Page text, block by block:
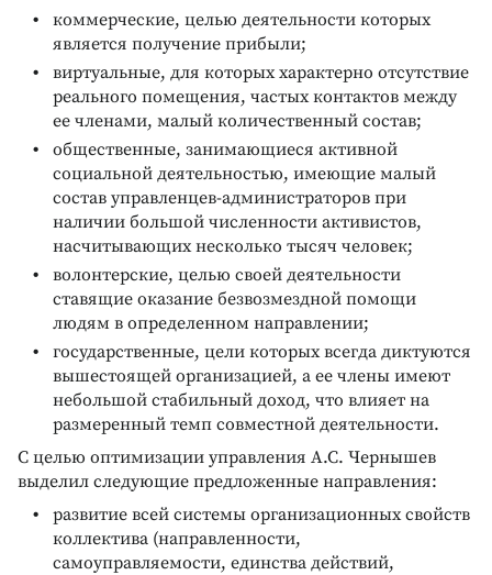
коммерческие, целью деятельности которых
является получение прибыли;
виртуальные, для которых характерно отсутствие
реального помещения, частых контактов между
ее членами, малый количественный состав;
общественные, занимающиеся активной
социальной деятельностью, имеющие малый
состав управленцев-администраторов при
наличии большой численности активистов,
насчитывающих несколько тысяч человек;
волонтерские, целью своей деятельности
ставящие оказание безвозмездной помощи
людям в определенном направлении;
государственные, цели которых всегда диктуются
вышестоящей организацией, а ее члены имеют
небольшой стабильный доход, что влияет на
размеренный темп совместной деятельности.
С целью оптимизации управления А.С. Чернышев
выделил следующие предложенные направления:
развитие всей системы организационных свойств
коллектива (направленности,
самоуправляемости, единства действий,